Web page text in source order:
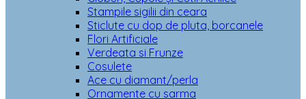
Stampile sigilii din ceara
Sticlute cu dop de pluta, borcanele
Flori Artificiale
Verdeata si Frunze
Cosulete
Ace cu diamant/perla
Ornamente cu sarma